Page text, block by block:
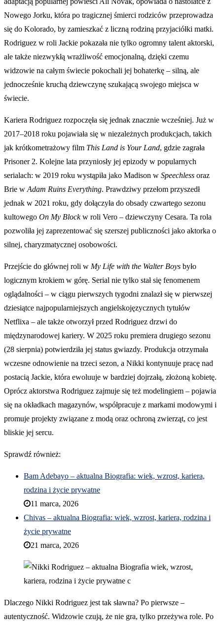
Nowego Jorku, która po tragicznej śmierci rodziców przeprowadza
się do Kolorado, by zamieszkać z liczną rodziną przyjaciółki matki.
Rodriguez w roli Jackie pokazała nie tylko ogromny talent aktorski,
ale także niezwykłą wrażliwość emocjonalną, dzięki czemu
widzowie na całym świecie pokochali jej bohaterkę – silną, ale
jednocześnie kruchą dziewczynę szukającą swojego miejsca w
świecie.
Kariera Rodriguez rozpoczęła się jednak znacznie wcześniej. Już w
2017–2018 roku pojawiała się w niezależnych produkcjach, takich
jak krótkometrażowy film This Land is Your Land, gdzie zagrała
Prisoner 2. Kolejne lata przyniosły jej epizody w popularnych
serialach: w 2019 roku wystąpiła jako Madison w Speechless oraz
Brie w Adam Ruins Everything. Prawdziwy przełom przyszedł
jednak w 2021 roku, gdy dołączyła do obsady czwartego sezonu
kultowego On My Blockw roli Vero – dziewczyny Cesara. Ta rola
pozwoliła jej zaprezentować się szerszej publiczności jako aktorka o
silnej, charyzmatycznej osobowości.
Przejście do głównej roli w My Life with the Walter Boys było
logicznym krokiem w górę. Serial nie tylko stał się fenomenem
oglądalności – w ciągu pierwszych tygodni znalazł się w pierwszej
dziesiątce najpopularniejszych angielskojęzycznych tytułów
Netflixa – ale także otworzył przed Rodriguez drzwi do
międzynarodowej kariery. W 2025 roku premiera drugiego sezonu
(28 sierpnia) potwierdziła jej status gwiazdy. Produkcja otrzymała
wczesne odnowienie na trzeci sezon, a Nikki kontynuuje pracę nad
postacią Jackie, która ewoluuje w bardziej dojrzałą, złożoną kobietę.
Oprócz aktorstwa Rodriguez zajmuje się też modelingiem – pojawia
się na okładkach magazynów, współpracuje z markami modowymi i
promuje projekty związane z modą oraz ochroną zwierząt, co jest
bliskie jej sercu.
Sprawdź również:
Bam Adebayo – aktualna Biografia: wiek, wzrost, kariera,
rodzina i życie prywatne
11 marca, 2026
Chivas – aktualna Biografia: wiek, wzrost, kariera, rodzina i
życie prywatne
21 marca, 2026
Dlaczego Nikki Rodriguez jest tak sławna? Po pierwsze –
autentyczność. Widzowie czują, że nie gra, tylko przeżywa role. Po